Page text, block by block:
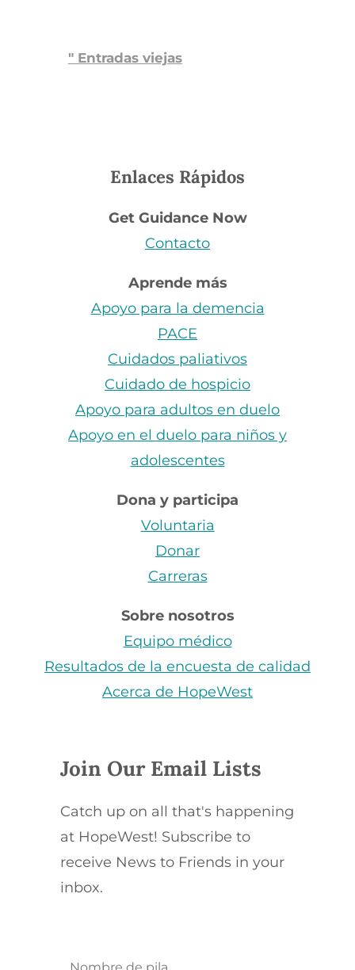
" Entradas viejas
Enlaces Rápidos
Get Guidance Now
Contacto
Aprende más
Apoyo para la demencia
PACE
Cuidados paliativos
Cuidado de hospicio
Apoyo para adultos en duelo
Apoyo en el duelo para niños y
adolescentes
Dona y participa
Voluntaria
Donar
Carreras
Sobre nosotros
Equipo médico
Resultados de la encuesta de calidad
Acerca de HopeWest
Join Our Email Lists
Catch up on all that's happening
at HopeWest! Subscribe to
receive News to Friends in your
inbox.